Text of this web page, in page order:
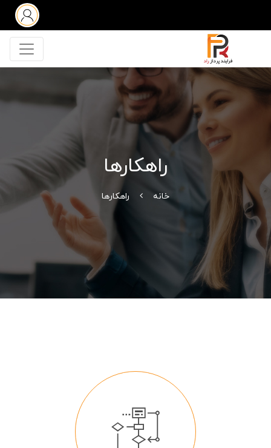
راهکارها
خانه راهکارها